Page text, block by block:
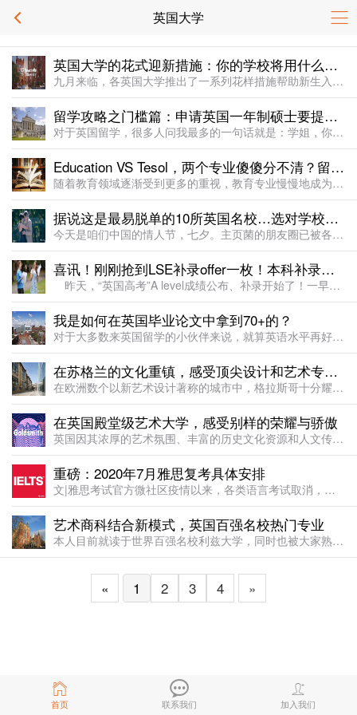
英国大学
首页 联系我们 加入我们
英国大学的花式迎新措施：你的学校将用什么方式迎接你？
九月来临，各英国大学推出了一系列花样措施帮助新生入学以减轻疫情影响。在这里，学姐给大家盘一盘英国留学的相关措施。纽卡斯尔大学大学将在9月1日-3日举行线上行前说明会。大学启动与海南航空合作的包机计划，
留学攻略之门槛篇：申请英国一年制硕士要提前多久准备？雅思、均分、专业有何要求？
对于英国留学，很多人问我最多的一句话就是：学姐，你认为申请到UCL最关键的秘诀在哪里？申请一年制的留学，提前多久准备比较合适？一句话回答：越早越好！许多同学对英国一年制硕士的申请，有一个很大的疑问，那
Education VS Tesol，两个专业傻傻分不清？留学的你该选择哪个？
随着教育领域逐渐受到更多的重视，教育专业慢慢地成为英国留学的热门选择之一。学姐经常收到有同学提问，教育专业怎么选呀？Education专业和Tesol专业有什么区别？今天就来说一说Education专
据说这是最易脱单的10所英国名校…选对学校和专业才有资格秀恩爱？
今天是咱们中国的情人节，七夕。主页菌的朋友圈已被各种虐狗刷屏～脱单难，留学生想要在异国他乡找到一个知己，更不容易。相信来英国留学的小伙伴们，肯定或多或少地期待过找一个英国男朋友/女朋友吧？如果你也是这
喜讯！刚刚抢到LSE补录offer一枚！本科补录大战开始，剑桥也参与调剂！
昨天，“英国高考”A level成绩公布、补录开始了！一早6：00，小唐的留学团队就守候在电脑前，为各位留学朋友们开始了抢offer大战！ 我们也收到无数学生和家长的消息，询问英国大学补录申请的开
我是如何在英国毕业论文中拿到70+的？
对于大多数来英国留学的小伙伴来说，就算英语水平再好、与人交流再流利无障碍，当运用这种语言进行一门新课程的学习、尤其是写作的时候，由于文化差异、写作逻辑、学术要求、专业词汇等各方面的挑战，难免会遇到一些
在苏格兰的文化重镇，感受顶尖设计和艺术专业的熏陶
在欧洲数个以新艺术设计著称的城市中，格拉斯哥十分耀眼，在远离大陆的大不列颠，当属独一无二。这对于一座向来以工业而非文化著称的城市来说有些奇怪。格拉斯哥，是苏格兰的文化重镇，虽然没有爱丁堡“文学之城”的
在英国殿堂级艺术大学，感受别样的荣耀与骄傲
英国因其浓厚的艺术氛围、丰富的历史文化资源和人文传统，以及丰富的艺术产业而成为艺术生最想去留学的国家之一。大部分开始计划去英国留学的艺术生更多了解的是伦敦艺术大学和皇家艺术学院，但其实还有一所顶级英国
重磅：2020年7月雅思复考具体安排
文|雅思考试官方微社区疫情以来，各类语言考试取消，给想要留学、尤其是已经拿到有条件offer的小伙伴们带来不小的阻碍。而就在今天！各大考试官方终于官宣了7月复考的消息，一起来看下复考的具体安排吧。根据
艺术商科结合新模式，英国百强名校热门专业
本人目前就读于世界百强名校利兹大学，同时也被大家熟知为哥哥“张国荣”的母校，现就读于广告设计专业(MA Advertising and Design)。利兹大学所在位置是英国第二大金融城市利兹市中心，
« 1 2 3 4 »